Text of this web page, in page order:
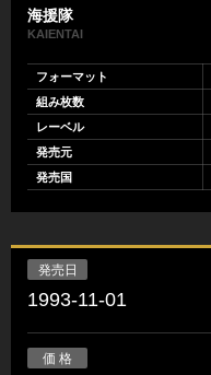
海援隊
KAIENTAI
フォーマット
組み枚数
レーベル
発売元
発売国
発売日
1993-11-01
価 格